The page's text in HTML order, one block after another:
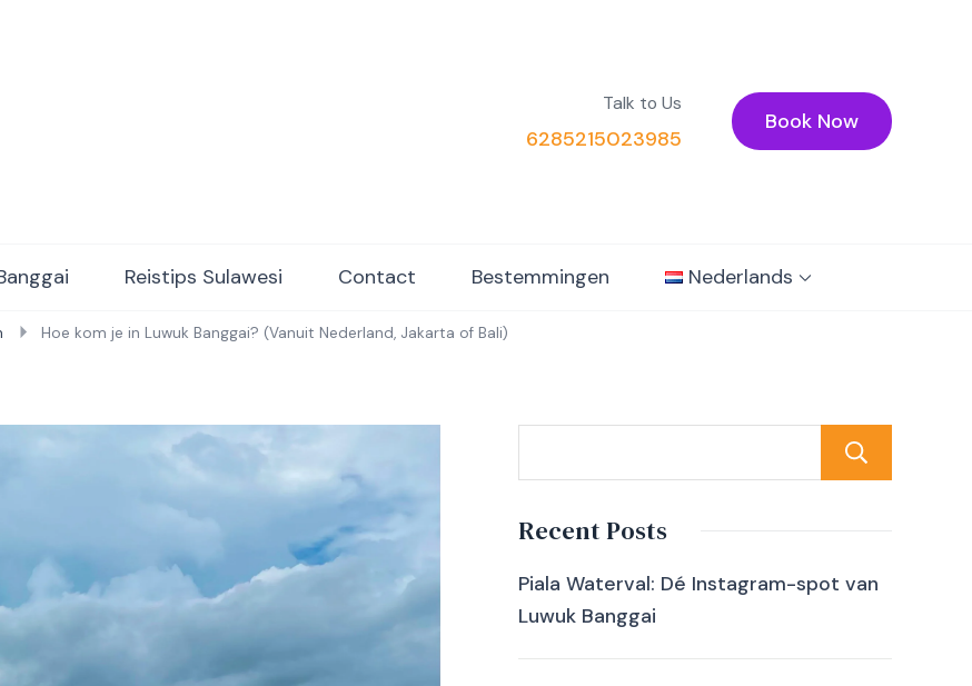
Talk to Us
6285215023985
Book Now
Reistips Sulawesi Contact Bestemmingen Nederlands
Hoe kom je in Luwuk Banggai? (Vanuit Nederland, Jakarta of Bali)
Recent Posts
Piala Waterval: Dé Instagram-spot van
Luwuk Banggai